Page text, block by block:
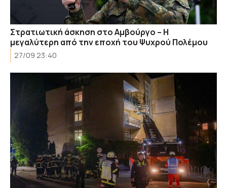
Στρατιωτική άσκηση στο Αμβούργο – Η
μεγαλύτερη από την εποχή του Ψυχρού Πολέμου
27/09 23:40